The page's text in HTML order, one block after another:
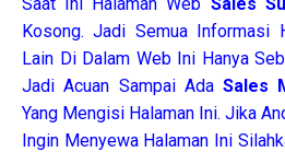
Kosong. Jadi Semua Informasi
Lain Di Dalam Web Ini Hanya
Jadi Acuan Sampai AdaSales
Yang Mengisi Halaman Ini. Jika
Ingin Menyewa Halaman Ini